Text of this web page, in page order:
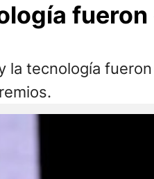
la tecnología